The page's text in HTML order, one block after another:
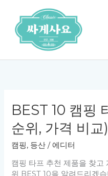
너
BEST 10 캠핑
순위, 가격 비교)
캠핑, 등산 / 에디터
캠핑 타프 추천 제품을 찾고
위 BEST 10을 알려드리겠